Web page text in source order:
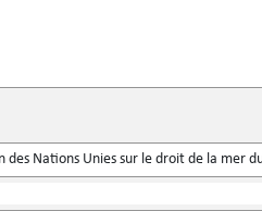
Nations Unies sur le droit de la mer